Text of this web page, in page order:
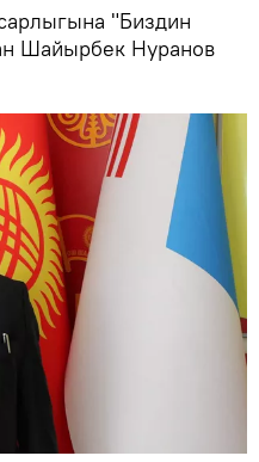
"Биздин
Шайырбек Нуранов